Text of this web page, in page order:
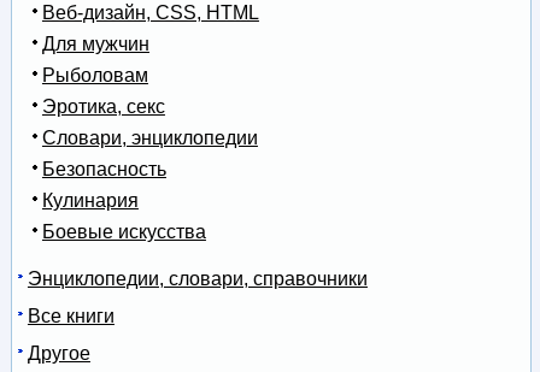
Веб-дизайн, CSS, HTML
Для мужчин
Рыболовам
Эротика, секс
Словари, энциклопедии
Безопасность
Кулинария
Боевые искусства
Энциклопедии, словари, справочники
Все книги
Другое